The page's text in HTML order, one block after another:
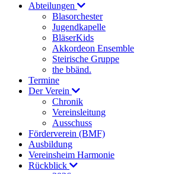
Abteilungen
Blasorchester
Jugendkapelle
BläserKids
Akkordeon Ensemble
Steirische Gruppe
the bbänd.
Termine
Der Verein
Chronik
Vereinsleitung
Ausschuss
Förderverein (BMF)
Ausbildung
Vereinsheim Harmonie
Rückblick